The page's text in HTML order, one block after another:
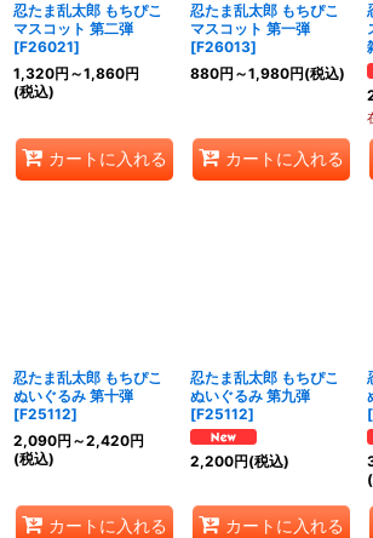
忍たま乱太郎 もちぴこ
マスコット 第二弾
[F26021]
1,320円 ～1,860円
(税込)
カートに入れる
忍たま乱太郎 もちぴこ
マスコット 第一弾
[F26013]
880円 ～1,980円(税込)
カートに入れる
忍たま乱太郎 もちぴこ
ぬいぐるみ 第十弾
[F25112]
2,090円 ～2,420円
(税込)
カートに入れる
忍たま乱太郎 もちぴこ
ぬいぐるみ 第九弾
[F25112]
2,200円(税込)
カートに入れる
[